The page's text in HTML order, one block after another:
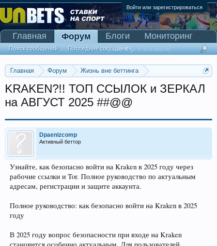
Войти или зарегистрироваться
Главная Форум
Жизнь вне беттинга
KRAKEN?!! ТОП ССЫЛОК и ЗЕРКАЛ
на АВГУСТ 2025 ##@@
Dpaenizcomp
Активный беттор
Узнайте, как безопасно войти на Kraken в 2025 году через
рабочие ссылки и Tor. Полное руководство по актуальным
адресам, регистрации и защите аккаунта.
Полное руководство: как безопасно войти на Kraken в 2025
году
В 2025 году вопрос безопасности при входе на Kraken
Главная Форум
Поиск сообщений Последние сообщения
Блоги
Мониторинг
Сканер Pinnacle